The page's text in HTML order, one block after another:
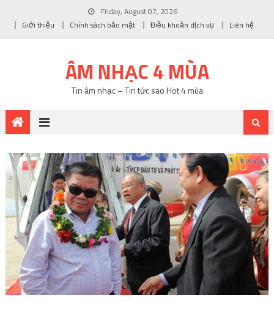
Friday, August 07, 2026
Giới thiệu
Chính sách bảo mật Điều khoản dịch vụ Liên hệ
ÂM NHẠC 4 MÙA
Tin âm nhạc – Tin tức sao Hot 4 mùa